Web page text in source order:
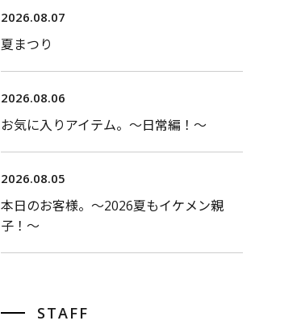
2026.08.07
夏まつり
2026.08.06
お気に入りアイテム。〜日常編！〜
2026.08.05
本日のお客様。〜2026夏もイケメン親
子！〜
STAFF